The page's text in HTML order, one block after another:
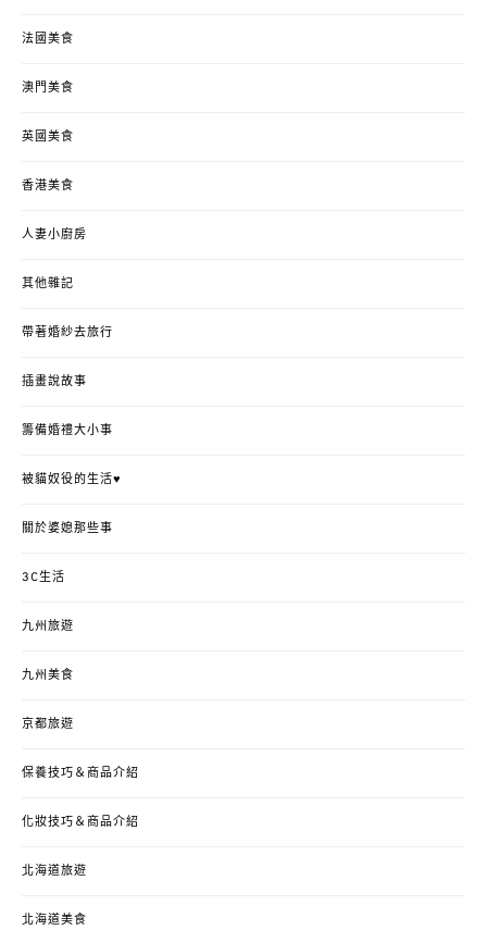
法國美食
澳門美食
英國美食
香港美食
人妻小廚房
其他雜記
帶著婚紗去旅行
插畫說故事
籌備婚禮大小事
被貓奴役的生活♥
關於婆媳那些事
3C生活
九州旅遊
九州美食
京都旅遊
保養技巧＆商品介紹
化妝技巧＆商品介紹
北海道旅遊
北海道美食